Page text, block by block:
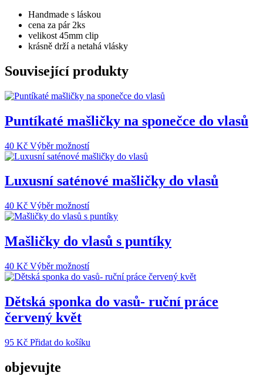
Handmade s láskou
cena za pár 2ks
velikost 45mm clip
krásně drží a netahá vlásky
Související produkty
Puntíkaté mašličky na sponečce do vlasů
40 Kč Výběr možnostíTento
produkt
více
variant.
lze
vybrat
stránce
produktu
Luxusní saténové mašličky do vlasů
40 Kč Výběr možnostíTento
produkt
více
variant.
lze
vybrat
stránce
produktu
Mašličky do vlasů s puntíky
40 Kč Výběr možnostíTento
produkt
více
variant.
vybrat
na
Dětská sponka do vasů- ruční práce
červený květ
95 Kč Přidat do košíku
objevujte